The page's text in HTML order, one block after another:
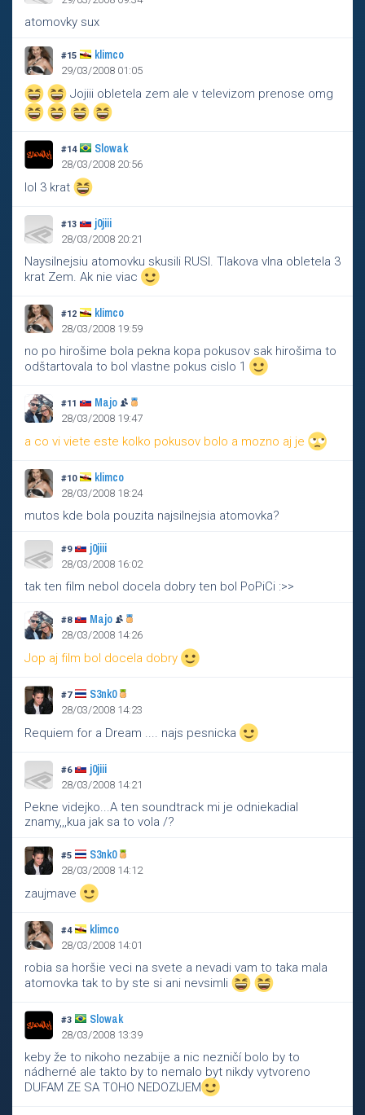
atomovky sux
#15 klimco
29/03/2008 01:05
Jojiii obletela zem ale v televizom prenose omg
#14 Slowak
28/03/2008 20:56
lol 3 krat
#13 j0jiii
28/03/2008 20:21
Naysilnejsiu atomovku skusili RUSI. Tlakova vlna obletela 3
krat Zem. Ak nie viac
#12 klimco
28/03/2008 19:59
no po hirošime bola pekna kopa pokusov sak hirošima to
odštartovala to bol vlastne pokus cislo 1
#11 Majo
28/03/2008 19:47
a co vi viete este kolko pokusov bolo a mozno aj je
#10 klimco
28/03/2008 18:24
mutos kde bola pouzita najsilnejsia atomovka?
#9 j0jiii
28/03/2008 16:02
tak ten film nebol docela dobry ten bol PoPiCi :>>
#8 Majo
28/03/2008 14:26
Jop aj film bol docela dobry
#7 S3nk0
28/03/2008 14:23
Requiem for a Dream .... najs pesnicka
#6 j0jiii
28/03/2008 14:21
Pekne videjko...A ten soundtrack mi je odniekadial
znamy,,,kua jak sa to vola /?
#5 S3nk0
28/03/2008 14:12
zaujmave
#4 klimco
28/03/2008 14:01
robia sa horšie veci na svete a nevadi vam to taka mala
atomovka tak to by ste si ani nevsimli
#3 Slowak
28/03/2008 13:39
keby že to nikoho nezabije a nic nezničí bolo by to
nádherné ale takto by to nemalo byt nikdy vytvoreno
DUFAM ZE SA TOHO NEDOZIJEM